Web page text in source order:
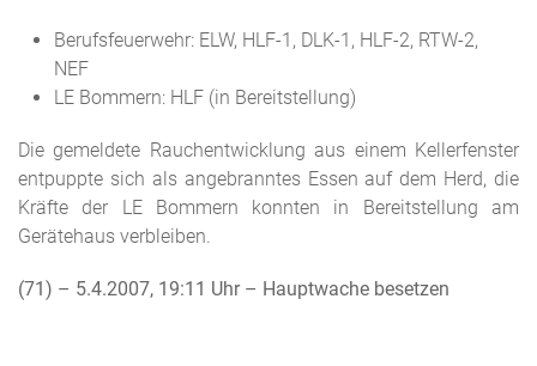
Berufsfeuerwehr: ELW, HLF-1, DLK-1, HLF-2, RTW-2,
NEF
LE Bommern: HLF (in Bereitstellung)
Die gemeldete Rauchentwicklung aus einem Kellerfenster
entpuppte sich als angebranntes Essen auf dem Herd, die
Kräfte der LE Bommern konnten in Bereitstellung am
Gerätehaus verbleiben.
(71) – 5.4.2007, 19:11 Uhr – Hauptwache besetzen